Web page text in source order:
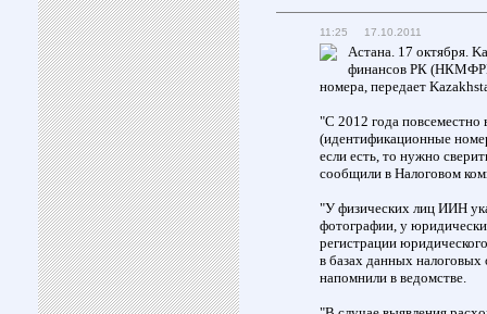
11:25 17.10.2011
Астана. 17 октября.
финансов РК
номера, передает
"С 2012 года
(идентификационные
если есть, то нужно
сообщили в Налоговом
"У физических лиц ИИН
фотографии, у
регистрации
в базах данных
напомнили в ведомстве.